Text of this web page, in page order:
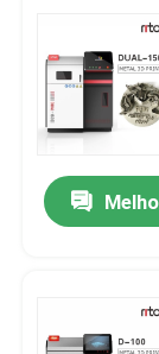
Impressora
Impressora
impressora
Máquina da